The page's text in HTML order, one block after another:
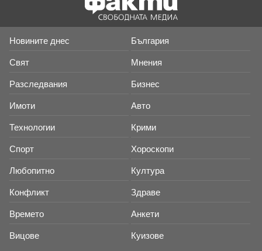
Новините днес България
Свят Мнения
Разследвания Бизнес
Имоти Авто
Технологии Крими
Спорт Хороскопи
Любопитно Култура
Конфликт Здраве
Времето Анкети
Вицове Куизове